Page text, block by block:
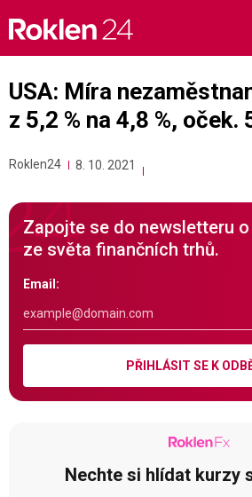
content
USA: Míra
z 5,2 % na 4,8 %, oček.
Roklen24 8. 10. 2021
Zapojte se do newsletteru
ze světa finančních trhů.
Email:
PŘIHLÁSIT SE K
Nechte si hlídat kurzy